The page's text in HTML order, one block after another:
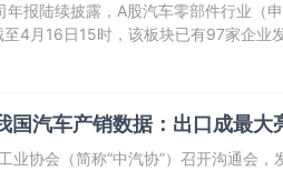
报陆续披露，A股汽车零部件行业（
4月16日15时，该板块已有97家企业
国汽车产销数据：出口成最大
业协会（简称“中汽协”）召开沟通会